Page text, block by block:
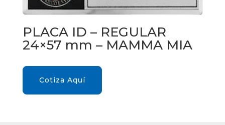
PLACA ID – REGULAR
24×57 mm – MAMMA MIA
Cotiza Aquí